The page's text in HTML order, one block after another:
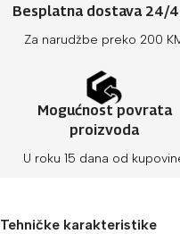
Besplatna dostava 24/
Za narudžbe preko 200
Mogućnost povrata
proizvoda
U roku 15 dana od
Tehničke karakteristike